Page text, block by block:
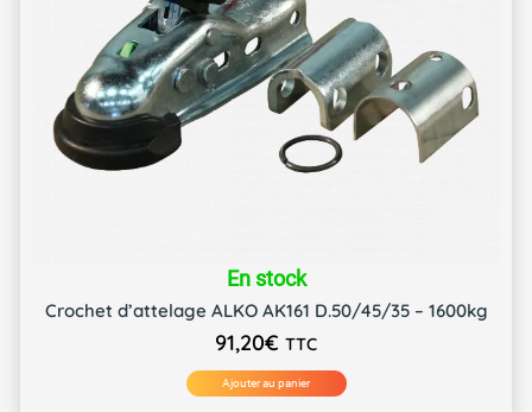
En stock
Crochet d’attelage ALKO AK161 D.50/45/35 – 1600kg
91,20€ TTC
Ajouter au panier